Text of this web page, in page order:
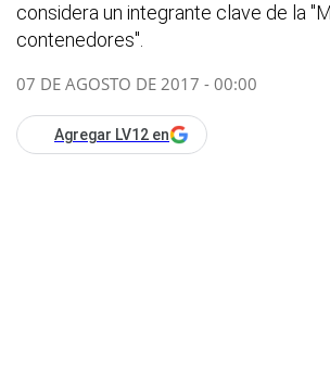
considera un integrante clave de la
contenedores".
07 DE AGOSTO DE 2017 - 00:00
Agregar LV12 en